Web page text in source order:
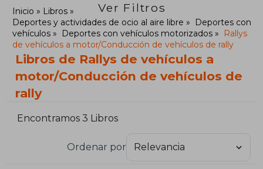
Ver Filtros
Inicio
Libros
Deportes y actividades de ocio al aire libre
Deportes con
vehículos
Deportes con vehículos motorizados
Rallys
de vehículos a motor/Conducción de vehículos de rally
Libros de Rallys de vehículos a
motor/Conducción de vehículos de
rally
Encontramos 3 Libros
Ordenar por